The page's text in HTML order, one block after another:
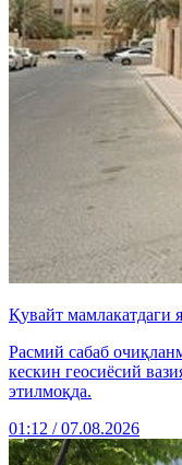
Қувайт мамлакатдаги
Расмий сабаб
кескин геосиёсий
этилмоқда.
01:12 / 07.08.2026